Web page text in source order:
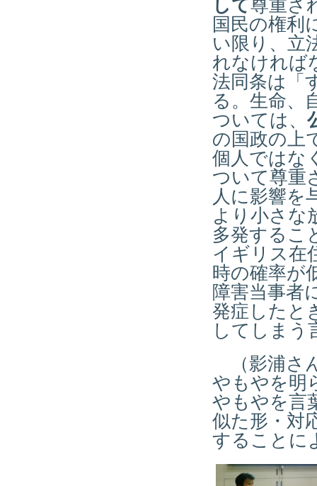
して尊重さ
国民の権利
い限り、立
れなければ
法同条は「
る。生命、
ついては、
の国政の上
個人ではな
ついて尊重
人に影響を
より小さな
多発するこ
イギリス在
時の確率が
障害当事者
発症したと
してしまう
（影浦さ
やもやを明
やもやを言
似た形・対
することに